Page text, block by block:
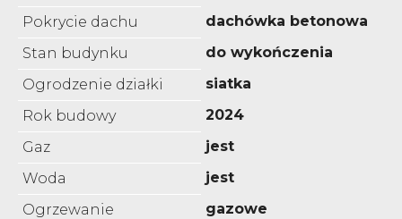
Pokrycie dachu
dachówka betonowa
Stan budynku
do wykończenia
Ogrodzenie działki
siatka
Rok budowy
2024
Gaz
jest
Woda
jest
Ogrzewanie
gazowe